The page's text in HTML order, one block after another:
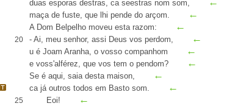
duas esporas destras, ca seestras nom som,
maça de fuste, que lhi pende do arçom. ←
A Dom Belpelho moveu esta razom: ←
20 - Ai, meu senhor, assi Deus vos perdom, ←
u é Joam Aranha, o vosso companhom ←
e voss'alférez, que vos tem o pendom? ←
Se é aqui, saia desta maison, ←
ca já outros todos em Basto som. ←
25 Eoi! ←